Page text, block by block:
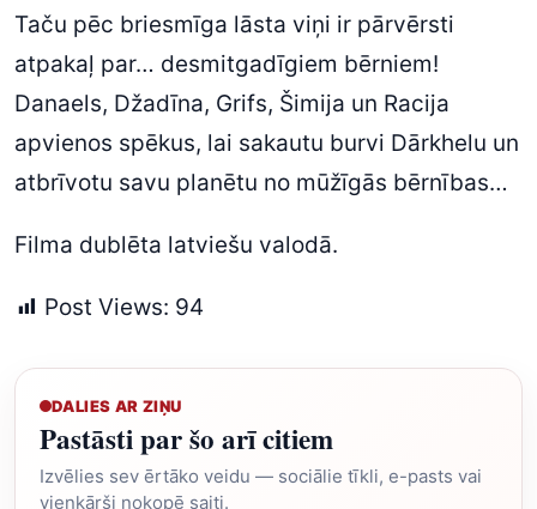
Taču pēc briesmīga lāsta viņi ir pārvērsti
atpakaļ par… desmitgadīgiem bērniem!
Danaels, Džadīna, Grifs, Šimija un Racija
apvienos spēkus, lai sakautu burvi Dārkhelu un
atbrīvotu savu planētu no mūžīgās bērnības…
Filma dublēta latviešu valodā.
Post Views: 94
DALIES AR ZIŅU
Pastāsti par šo arī citiem
Izvēlies sev ērtāko veidu — sociālie tīkli, e-pasts vai
vienkārši nokopē saiti.